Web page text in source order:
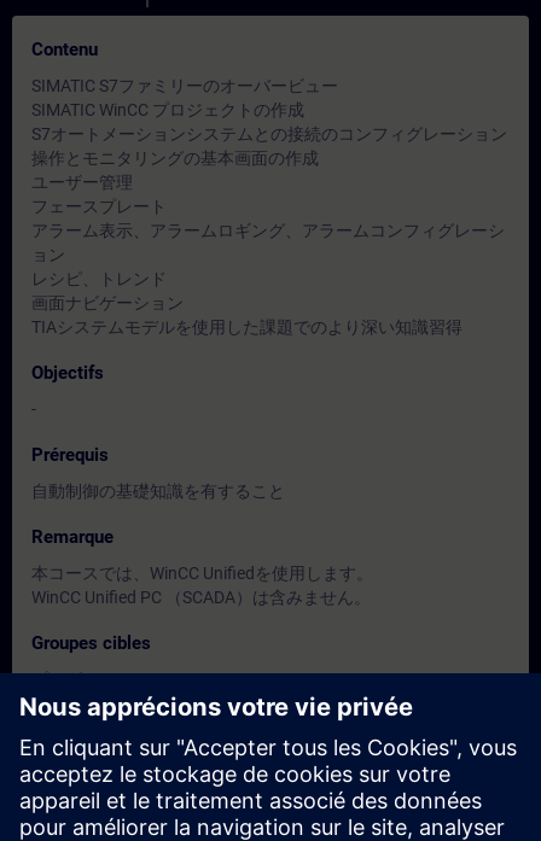
Contenu
SIMATIC S7ファミリーのオーバービュー
SIMATIC WinCC プロジェクトの作成
S7オートメーションシステムとの接続のコンフィグレーション
操作とモニタリングの基本画面の作成
ユーザー管理
フェースプレート
アラーム表示、アラームロギング、アラームコンフィグレーシ
ョン
レシピ、トレンド
画面ナビゲーション
TIAシステムモデルを使用した課題でのより深い知識習得
Objectifs
-
Prérequis
自動制御の基礎知識を有すること
Remarque
本コースでは、WinCC Unifiedを使用します。
WinCC Unified PC （SCADA）は含みません。
Groupes cibles
プログラマー
設計者
保全担当者
Dates et inscriptions